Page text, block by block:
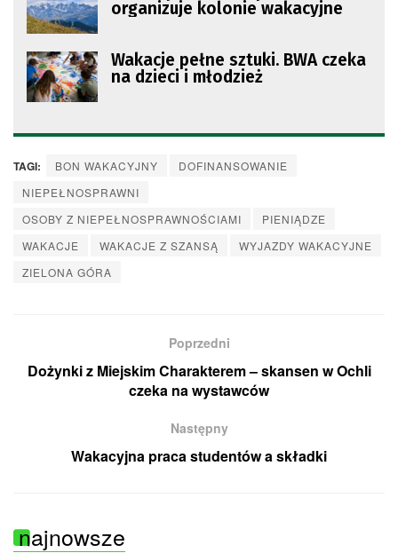
organizuje kolonie wakacyjne
Wakacje pełne sztuki. BWA czeka
na dzieci i młodzież
TAGI: BON WAKACYJNY
DOFINANSOWANIE
NIEPEŁNOSPRAWNI
OSOBY Z NIEPEŁNOSPRAWNOŚCIAMI
PIENIĄDZE
WAKACJE
WAKACJE Z SZANSĄ
WYJAZDY WAKACYJNE
ZIELONA GÓRA
Poprzedni
Dożynki z Miejskim Charakterem – skansen w Ochli
czeka na wystawców
Następny
Wakacyjna praca studentów a składki
najnowsze